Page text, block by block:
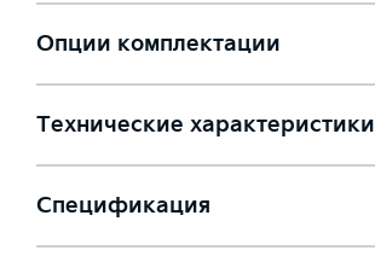
Опции комплектации
Технические характеристики
Спецификация